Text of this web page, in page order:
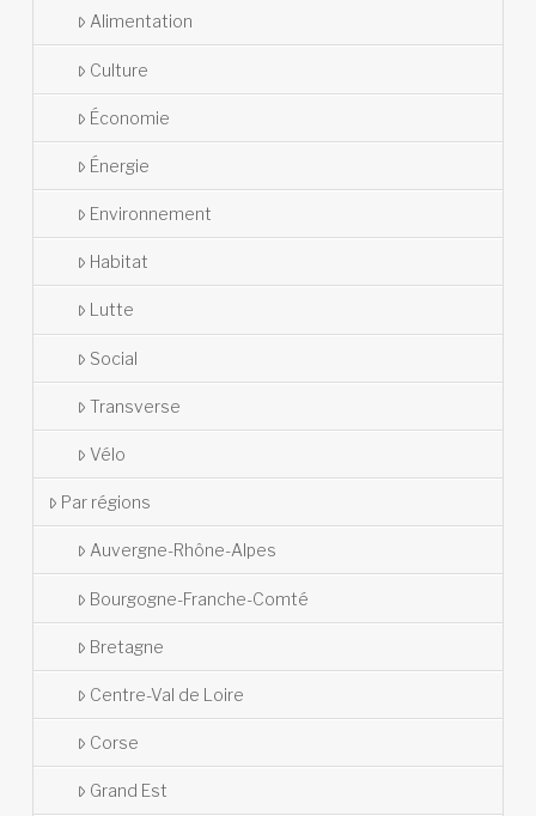
Alimentation
Culture
Économie
Énergie
Environnement
Habitat
Lutte
Social
Transverse
Vélo
Par régions
Auvergne-Rhône-Alpes
Bourgogne-Franche-Comté
Bretagne
Centre-Val de Loire
Corse
Grand Est